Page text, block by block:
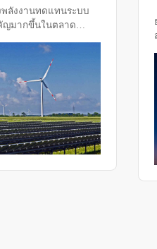
ลังงานทดแทนระบบ
ญมากขึ้นในตลาด
ที่รุนแรงต่างๆ ดังนั้น
ระบบเก็บพลังงานโซ
สอบด้านสิ่งแวดล้อม
รจำลองสภาพ
สิทธิภาพและความ
PV